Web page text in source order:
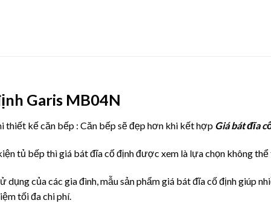
Garis MB04N
thiết kế căn bếp : Căn bếp sẽ đẹp hơn khi kết hợp Giá bát đĩa
tủ bếp thì giá bát đĩa cố định được xem là lựa chọn không thể
dụng của các gia đình, mẫu sản phẩm giá bát đĩa cố định giúp
tối đa chi phí.